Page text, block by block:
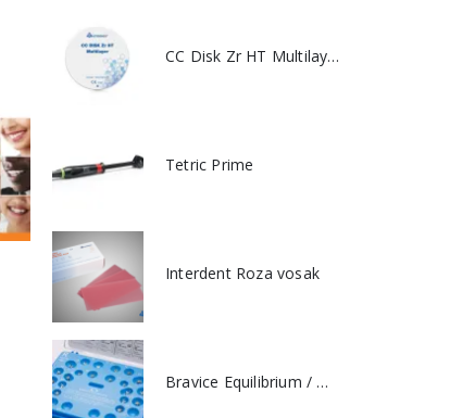
CC Disk Zr HT Multilayer
Tetric Prime
Interdent Roza vosak
Bravice Equilibrium / Discovery